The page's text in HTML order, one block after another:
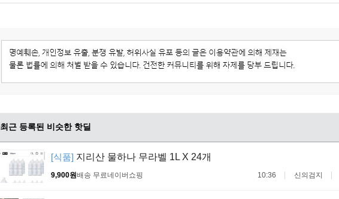
최근 등록된 비슷한 핫딜
[식품] 지리산 물하나 무라벨 1L X 24개
9,900원배송 무료네이버쇼핑 10:36 신의검지